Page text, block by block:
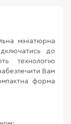
мініатюрна
до
технологію
Вам
форма